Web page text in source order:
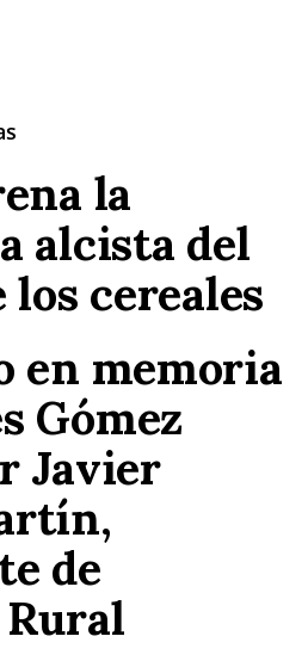
la
alcista del
cereales
en memoria
Gómez
Javier
de